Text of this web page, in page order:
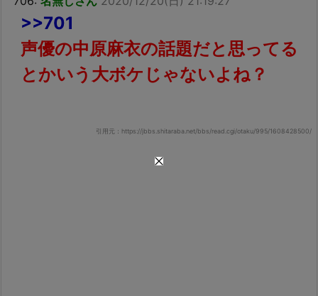
>>701
声優の中原麻衣の話題だと思ってる
とかいう大ボケじゃないよね？
引用元：https://jbbs.shitaraba.net/bbs/read.cgi/otaku/995/1608428500/